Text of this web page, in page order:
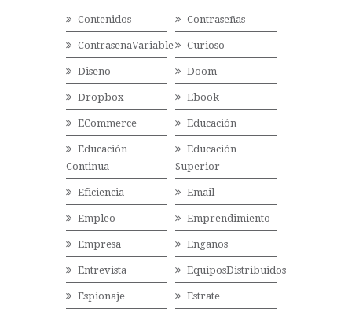
Contenidos Contraseñas
ContraseñaVariable Curioso
Diseño Doom
Dropbox Ebook
ECommerce Educación
Educación
Continua
Educación
Superior
Eficiencia Email
Empleo Emprendimiento
Empresa Engaños
Entrevista EquiposDistribuidos
Espionaje Estrate